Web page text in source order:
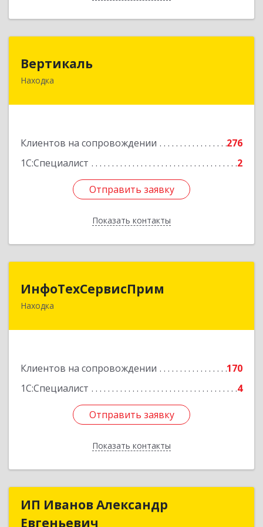
Вертикаль
Находка
Клиентов на сопровождении
276
1С:Специалист
2
Отправить заявку
Показать контакты
Отправить заявку
Назад
ИнфоТехСервисПрим
Находка
Клиентов на сопровождении
170
1С:Специалист
4
Отправить заявку
Показать контакты
Отправить заявку
Назад
ИП Иванов Александр
Евгеньевич
ИП Иванов Александр